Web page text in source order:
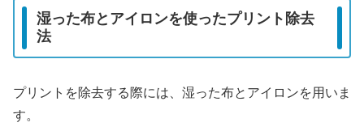
湿った布とアイロンを使ったプリント除去
法
プリントを除去する際には、湿った布とアイロンを用いま
す。